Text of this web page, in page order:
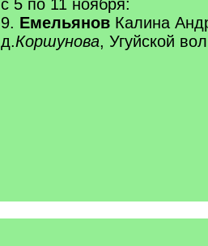
с 5 по 11 ноября:
9. Емельянов Калина
д.Коршунова, Угуйской